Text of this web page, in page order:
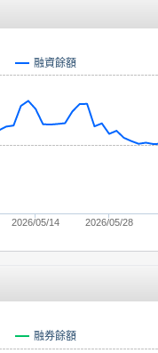
融資餘額
2026/05/14 2026/05/28
融券餘額